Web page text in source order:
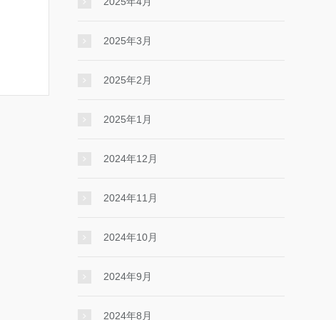
2025年3月
2025年2月
2025年1月
2024年12月
2024年11月
2024年10月
2024年9月
2024年8月